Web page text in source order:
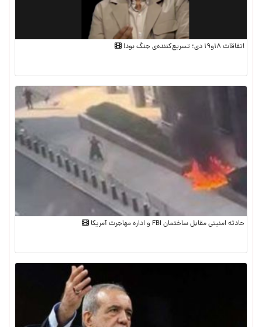
اتفاقات ۱۸و۱۹ دی؛ تسریع‌کننده‌ی جنگ بود!
حادثه امنیتی مقابل ساختمان FBI و اداره مهاجرت آمریکا